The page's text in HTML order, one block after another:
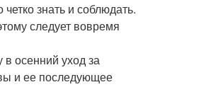
знать и соблюдать.
следует вовремя
осенний уход за
и ее последующее